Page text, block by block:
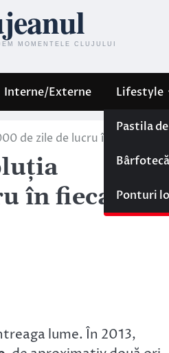
Interne/Externe Lifestyle
Pastila
Bârfotecă
Ponturi
de zile de lucru în fiecare an
în fiecare
lume. În 2013,